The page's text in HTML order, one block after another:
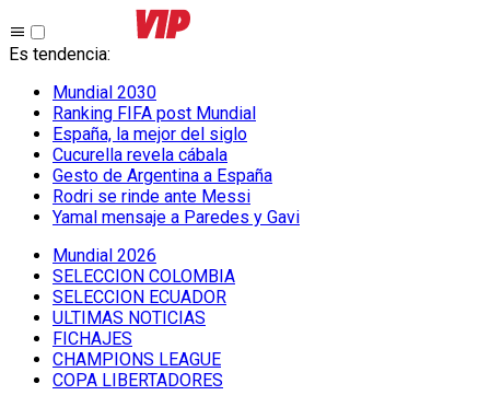
Es tendencia:
Mundial 2030
Ranking FIFA post Mundial
España, la mejor del siglo
Cucurella revela cábala
Gesto de Argentina a España
Rodri se rinde ante Messi
Yamal mensaje a Paredes y Gavi
Mundial 2026
SELECCION COLOMBIA
SELECCION ECUADOR
ULTIMAS NOTICIAS
FICHAJES
CHAMPIONS LEAGUE
COPA LIBERTADORES